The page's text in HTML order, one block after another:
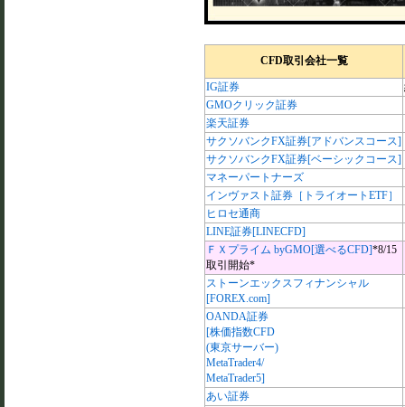
CFD取引会社一覧
IG証券
GMOクリック証券
楽天証券
サクソバンクFX証券[アドバンスコース]
サクソバンクFX証券[ベーシックコース]
マネーパートナーズ
インヴァスト証券［トライオートETF］
ヒロセ通商
LINE証券[LINECFD]
ＦＸプライム byGMO[選べるCFD]*8/15
取引開始*
ストーンエックスフィナンシャル
[FOREX.com]
OANDA証券
[株価指数CFD
(東京サーバー)
MetaTrader4/
MetaTrader5]
あい証券